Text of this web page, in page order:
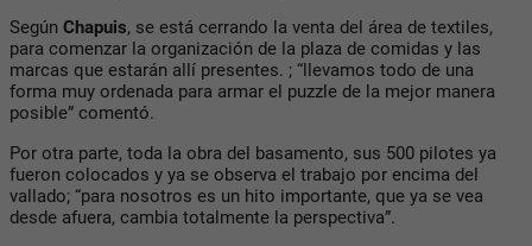
Según Chapuis, se está cerrando la venta del área de textiles,
para comenzar la organización de la plaza de comidas y las
marcas que estarán allí presentes. ; “llevamos todo de una
forma muy ordenada para armar el puzzle de la mejor manera
posible” comentó.
Por otra parte, toda la obra del basamento, sus 500 pilotes ya
fueron colocados y ya se observa el trabajo por encima del
vallado; “para nosotros es un hito importante, que ya se vea
desde afuera, cambia totalmente la perspectiva”.